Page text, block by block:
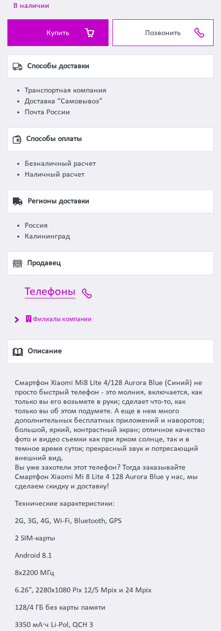
В наличии
Купить Позвонить
Способы доставки
Транспортная компания
Доставка “Самовывоз”
Почта России
Способы оплаты
Безналичный расчет
Наличный расчет
Регионы доставки
Россия
Калининград
Продавец
Телефоны
Филиалы компании
Описание
Смартфон Xiaomi Mi8 Lite 4/128 Aurora Blue (Синий) не
просто быстрый телефон - это молния, включается, как
только вы его возьмете в руки; сделает что-то, как
только вы об этом подумете. А еще в нем много
дополнительных бесплатных приложений и наворотов;
большой, яркий, контрастный экран; отличное качество
фото и видео съемки как при ярком солнце, так и в
темное время суток; прекрасный звук и потрясающий
внешний вид.
Вы уже захотели этот телефон? Тогда заказывайте
Смартфон Xiaomi Mi 8 Lite 4 128 Aurora Blue у нас, мы
сделаем скидку и доставку!
Технические характеристики:
2G, 3G, 4G, Wi-Fi, Bluetooth, GPS
2 SIM-карты
Android 8.1
8x2200 МГц
6.26", 2280x1080 Pix 12/5 Mpix и 24 Mpix
128/4 ГБ без карты памяти
3350 мА⋅ч Li-Pol, QCH 3